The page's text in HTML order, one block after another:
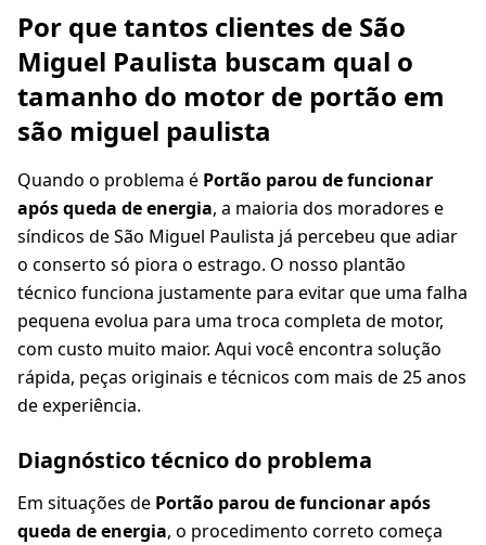
Por que tantos clientes de São
Miguel Paulista buscam qual o
tamanho do motor de portão em
são miguel paulista
Quando o problema é Portão parou de funcionar
após queda de energia, a maioria dos moradores e
síndicos de São Miguel Paulista já percebeu que adiar
o conserto só piora o estrago. O nosso plantão
técnico funciona justamente para evitar que uma falha
pequena evolua para uma troca completa de motor,
com custo muito maior. Aqui você encontra solução
rápida, peças originais e técnicos com mais de 25 anos
de experiência.
Diagnóstico técnico do problema
Em situações de Portão parou de funcionar após
queda de energia, o procedimento correto começa